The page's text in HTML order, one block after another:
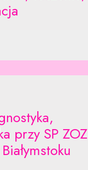
przy SP ZOZ